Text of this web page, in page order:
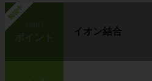
勉強中
ポイント
イオン結合